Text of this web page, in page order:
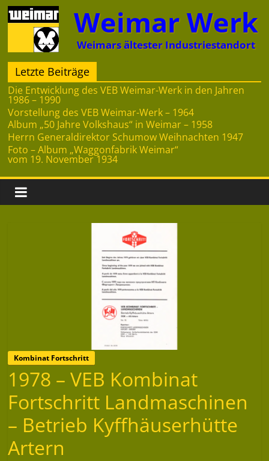
Zum
Inhalt
springen
Weimar Werk
Weimars ältester Industriestandort
Letzte Beiträge
Die Entwicklung des VEB Weimar-Werk in den Jahren
1986 – 1990
Vorstellung des VEB Weimar-Werk – 1964
Album „50 Jahre Volkshaus“ in Weimar – 1958
Herrn Generaldirektor Schumow Weihnachten 1947
Foto – Album „Waggonfabrik Weimar“
vom 19. November 1934
Kombinat Fortschritt
1978 – VEB Kombinat
Fortschritt Landmaschinen
– Betrieb Kyffhäuserhütte
Artern